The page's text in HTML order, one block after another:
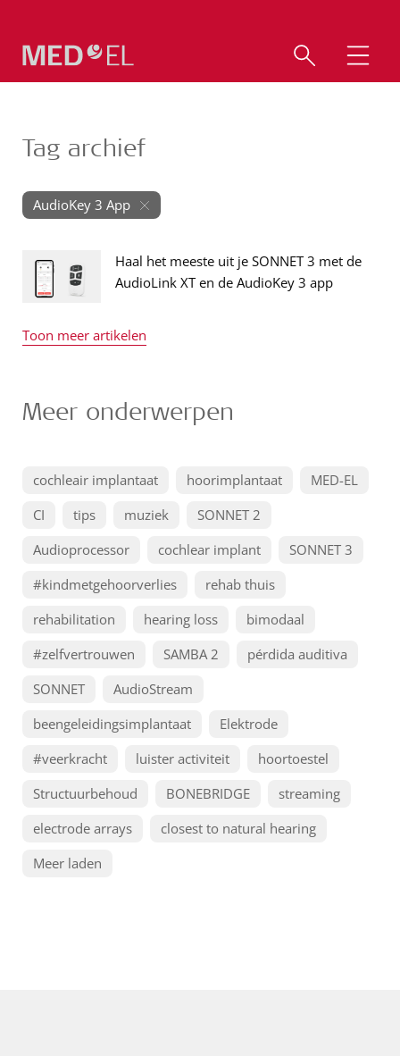
Tag archief
AudioKey 3 App
Haal het meeste uit je SONNET 3 met de
AudioLink XT en de AudioKey 3 app
Toon meer artikelen
Meer onderwerpen
cochleair implantaat hoorimplantaat
MED-EL
CI
tips muziek
SONNET 2
Audioprocessor
cochlear implant
SONNET 3
#kindmetgehoorverlies
rehab thuis
rehabilitation
hearing loss
bimodaal
#zelfvertrouwen
SAMBA 2
pérdida auditiva
SONNET
AudioStream
beengeleidingsimplantaat
Elektrode
#veerkracht
luister activiteit
hoortoestel
Structuurbehoud
BONEBRIDGE
streaming
electrode arrays
closest to natural hearing
Meer laden